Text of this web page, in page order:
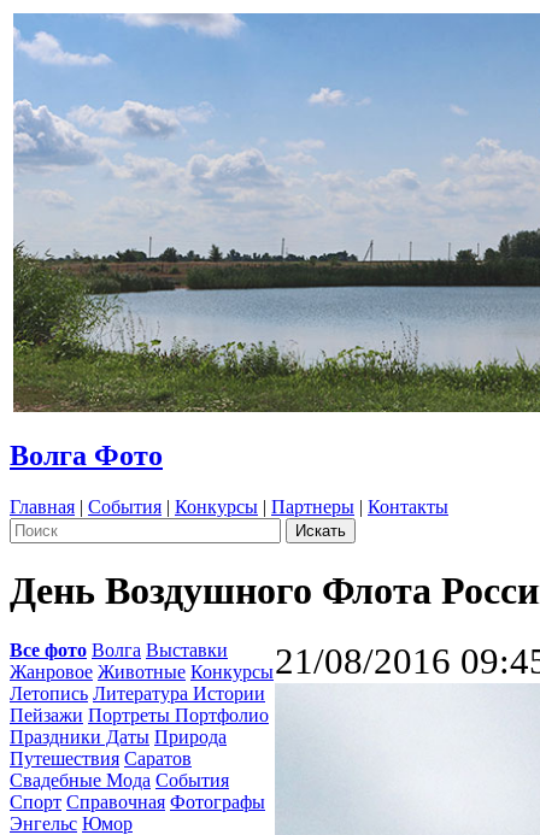
Волга Фото
Главная | События | Конкурсы | Партнеры | Контакты
День Воздушного Флота
Все фото Волга Выставки
Жанровое Животные Конкурсы
Летопись Литература Истории
Пейзажи Портреты Портфолио
Праздники Даты Природа
Путешествия Саратов
Свадебные Мода События
Спорт Справочная Фотографы
Энгельс Юмор
21/08/2016